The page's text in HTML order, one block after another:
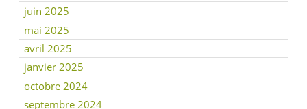
juin 2025
mai 2025
avril 2025
janvier 2025
octobre 2024
septembre 2024